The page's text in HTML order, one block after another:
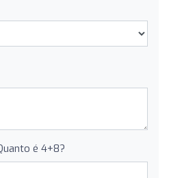
é 4+8?